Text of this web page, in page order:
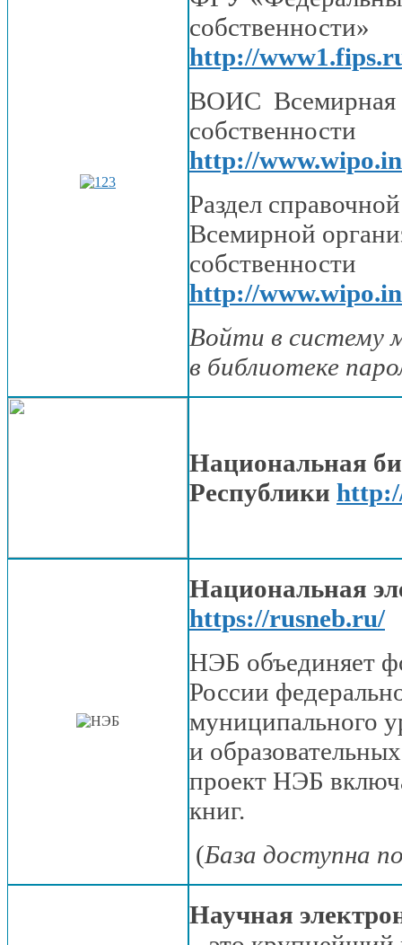
собственности»
http://
ВОИС Всемирная
собственности
http://
Раздел
Всемирной
собственности
http://
Войти в систему
в библиотеке
Национальная
Республики
Национальная
https://rusneb.ru/
НЭБ объединяет
России
муниципального
и образовательных
проект НЭБ
книг.
(База доступна
Научная